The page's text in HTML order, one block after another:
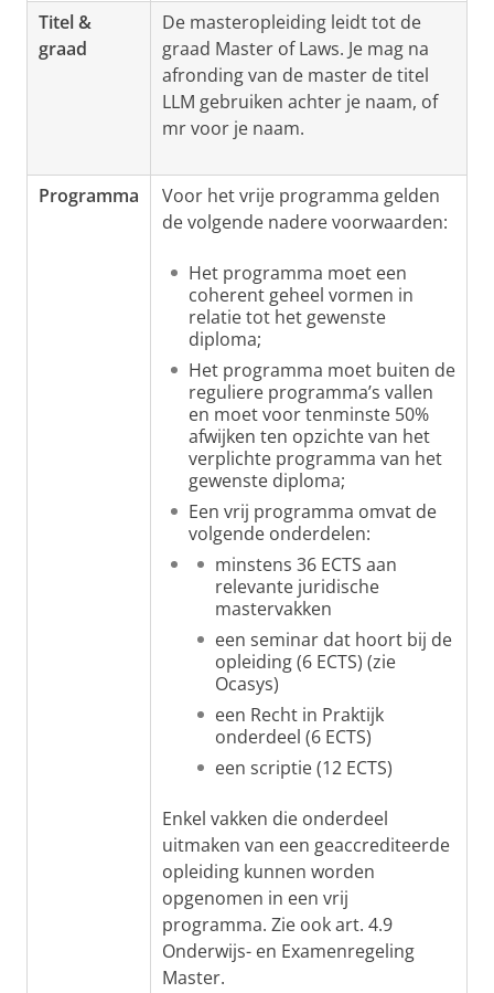
Titel &
graad
De masteropleiding leidt tot de
graad Master of Laws. Je mag na
afronding van de master de titel
LLM gebruiken achter je naam, of
mr voor je naam.
Programma
Voor het vrije programma gelden
de volgende nadere voorwaarden:
Het programma moet een
coherent geheel vormen in
relatie tot het gewenste
diploma;
Het programma moet buiten de
reguliere programma’s vallen
en moet voor tenminste 50%
afwijken ten opzichte van het
verplichte programma van het
gewenste diploma;
Een vrij programma omvat de
volgende onderdelen:
minstens 36 ECTS aan
relevante juridische
mastervakken
een seminar dat hoort bij de
opleiding (6 ECTS) (zie
Ocasys)
een Recht in Praktijk
onderdeel (6 ECTS)
een scriptie (12 ECTS)
Enkel vakken die onderdeel
uitmaken van een geaccrediteerde
opleiding kunnen worden
opgenomen in een vrij
programma. Zie ook art. 4.9
Onderwijs- en Examenregeling
Master.